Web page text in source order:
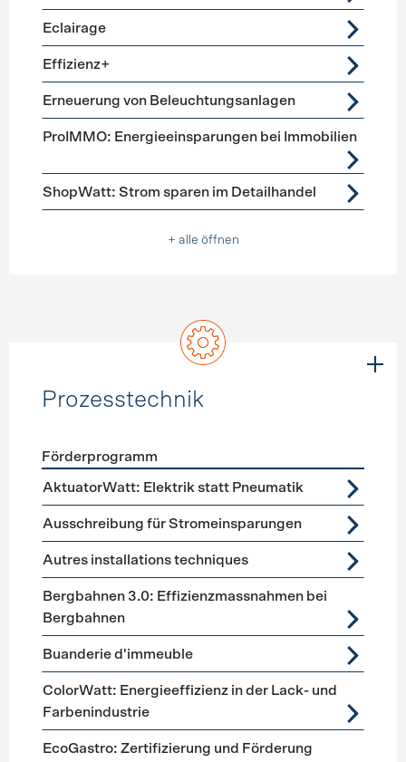
Eclairage
Effizienz+
Erneuerung von Beleuchtungsanlagen
ProIMMO: Energieeinsparungen bei Immobilien
ShopWatt: Strom sparen im Detailhandel
+ alle öffnen
Prozesstechnik
Förderprogramme Prozesstechnik
Förderprogramm
AktuatorWatt: Elektrik statt Pneumatik
Ausschreibung für Stromeinsparungen
Autres installations techniques
Bergbahnen 3.0: Effizienzmassnahmen bei
Bergbahnen
Buanderie d'immeuble
ColorWatt: Energieeffizienz in der Lack- und
Farbenindustrie
EcoGastro: Zertifizierung und Förderung